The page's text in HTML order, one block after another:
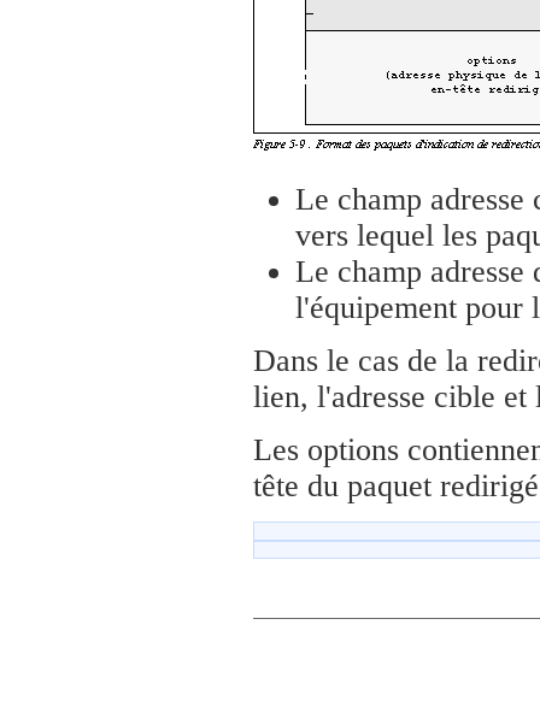
Le champ
vers lequel les
Le champ adresse
l'équipement pour
Dans le cas de la
lien, l'adresse cible et
Les options
tête du paquet